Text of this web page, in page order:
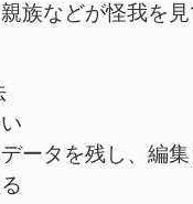
族などが怪我を
ータを残し、編